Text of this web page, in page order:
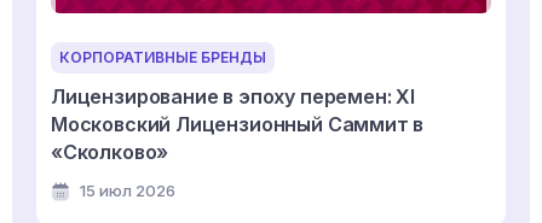
КОРПОРАТИВНЫЕ БРЕНДЫ
Лицензирование в эпоху перемен: XI
Московский Лицензионный Саммит в
«Сколково»
15 июл 2026